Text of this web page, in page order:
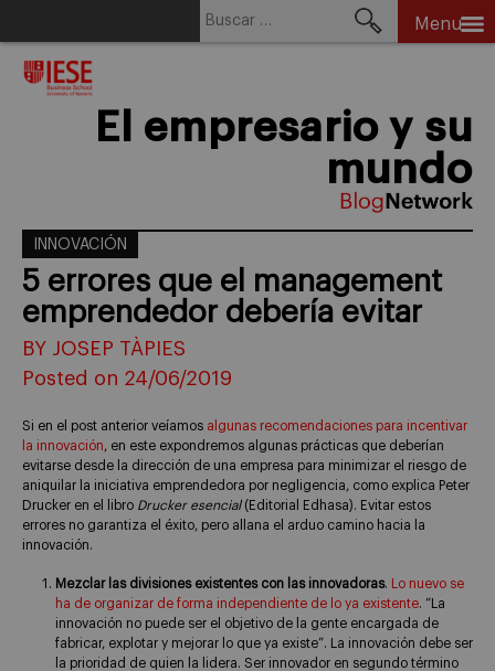
Menu
El empresario y su
mundo
INNOVACIÓN
5 errores que el management
emprendedor debería evitar
BY JOSEP TÀPIES
Posted on 24/06/2019
Si en el post anterior veíamos algunas recomendaciones para incentivar
la innovación, en este expondremos algunas prácticas que deberían
evitarse desde la dirección de una empresa para minimizar el riesgo de
aniquilar la iniciativa emprendedora por negligencia, como explica Peter
Drucker en el libro Drucker esencial(Editorial Edhasa). Evitar estos
errores no garantiza el éxito, pero allana el arduo camino hacia la
innovación.
Mezclar las divisiones existentes con las innovadoras.
Lo nuevo se
ha de organizar de forma independiente de lo ya existente. “La
innovación no puede ser el objetivo de la gente encargada de
fabricar, explotar y mejorar lo que ya existe”. La innovación debe ser
la prioridad de quien la lidera. Ser innovador en segundo término